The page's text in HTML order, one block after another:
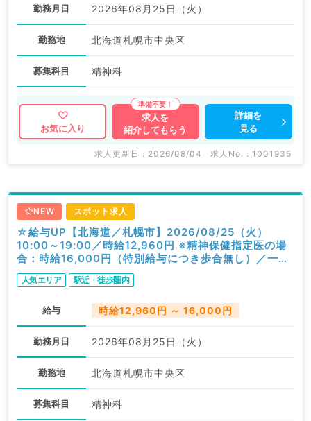
勤務月日 2026年08月25日（火）
勤務地 北海道札幌市中央区
募集科目 精神科
お気に入り
求人を
紹介してもらう
詳細を
見る
求人更新日 : 2026/08/04 求人No. : 1001935
NEW スポット求人
☆給与UP【北海道／札幌市】2026/08/25（火）
10:00～19:00／時給12,960円 ※精神保健指定医の場
合：時給16,000円（特別給与につき歩合無し）／一般
外来／精神科
人気エリア 駅近・徒歩圏内
給与 時給12,960円 ～ 16,000円
勤務月日 2026年08月25日（火）
勤務地 北海道札幌市中央区
募集科目 精神科